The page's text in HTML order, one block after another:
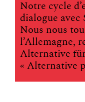
Notre cycle
dialogue avec
Nous nous
l’Allemagne,
Alternative
« Alternative